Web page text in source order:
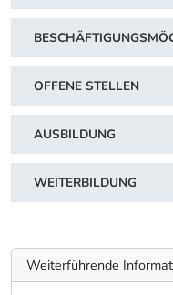
OFFENE STELLEN
AUSBILDUNG
WEITERBILDUNG
Weiterführende